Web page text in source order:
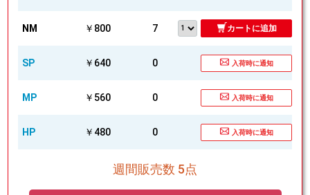
NM ￥800 7 カートに追加
SP ￥640 0 入荷時に通知
MP ￥560 0 入荷時に通知
HP ￥480 0 入荷時に通知
週間販売数 5点